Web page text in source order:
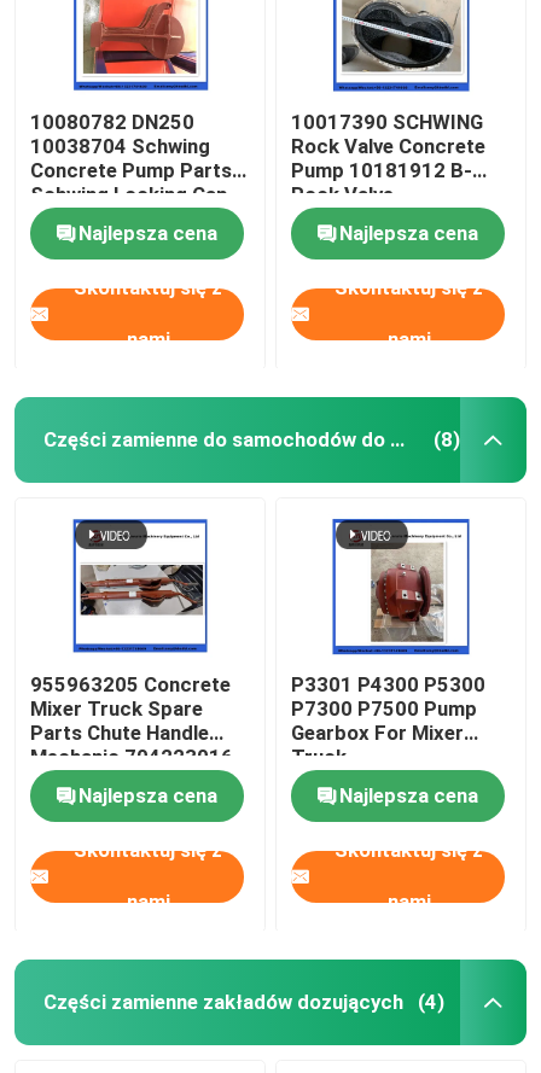
Używana ciężarówka z pompą do betonu
10080782 DN250
10038704 Schwing
Concrete Pump Parts
Schwing Locking Cap
Najlepsza cena
Skontaktuj się z
nami
10017390 SCHWING
Rock Valve Concrete
Pump 10181912 B-
Rock Valve
220/180/10059467
210/180Najlepsza cena
Skontaktuj się z
nami
Części zamienne do samochodów do mieszania betonu (8)
955963205 Concrete
Mixer Truck Spare
Parts Chute Handle
Mechanic 704223016
Najlepsza cena
Skontaktuj się z
nami
P3301 P4300 P5300
P7300 P7500 Pump
Gearbox For Mixer
Truck
Najlepsza cena
Skontaktuj się z
nami
Części zamienne zakładów dozujących (4)